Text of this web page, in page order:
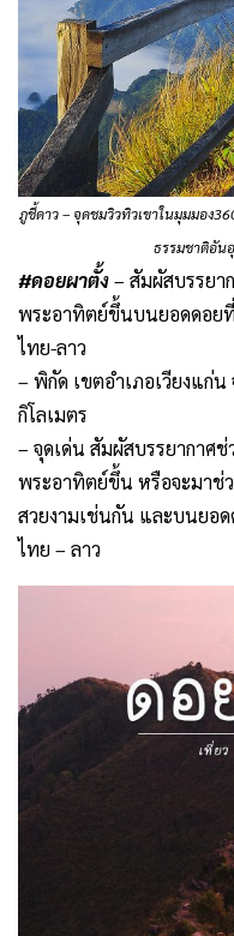
ภูชี้ดาว – จุดชมวิวทิวเขาในมุมมอง
ธรรมชาติอัน
#ดอยผาตั้ง– สัมผัสบรรยา
พระอาทิตย์ขึ้นบนยอดดอย
ไทย-ลาว
– พิกัด เขตอำเภอเวียงแก่
กิโลเมตร
– จุดเด่น สัมผัสบรรยากาศ
พระอาทิตย์ขึ้น หรือจะมาช่
สวยงามเช่นกัน และบนยอ
ไทย – ลาว